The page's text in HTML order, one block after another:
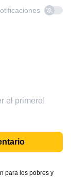
el primero!
para los pobres y